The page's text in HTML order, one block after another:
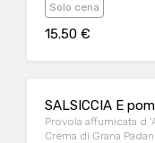
Solo cena
15.50 €
SALSICCIA E
Provola affumicata d
Crema di Grana